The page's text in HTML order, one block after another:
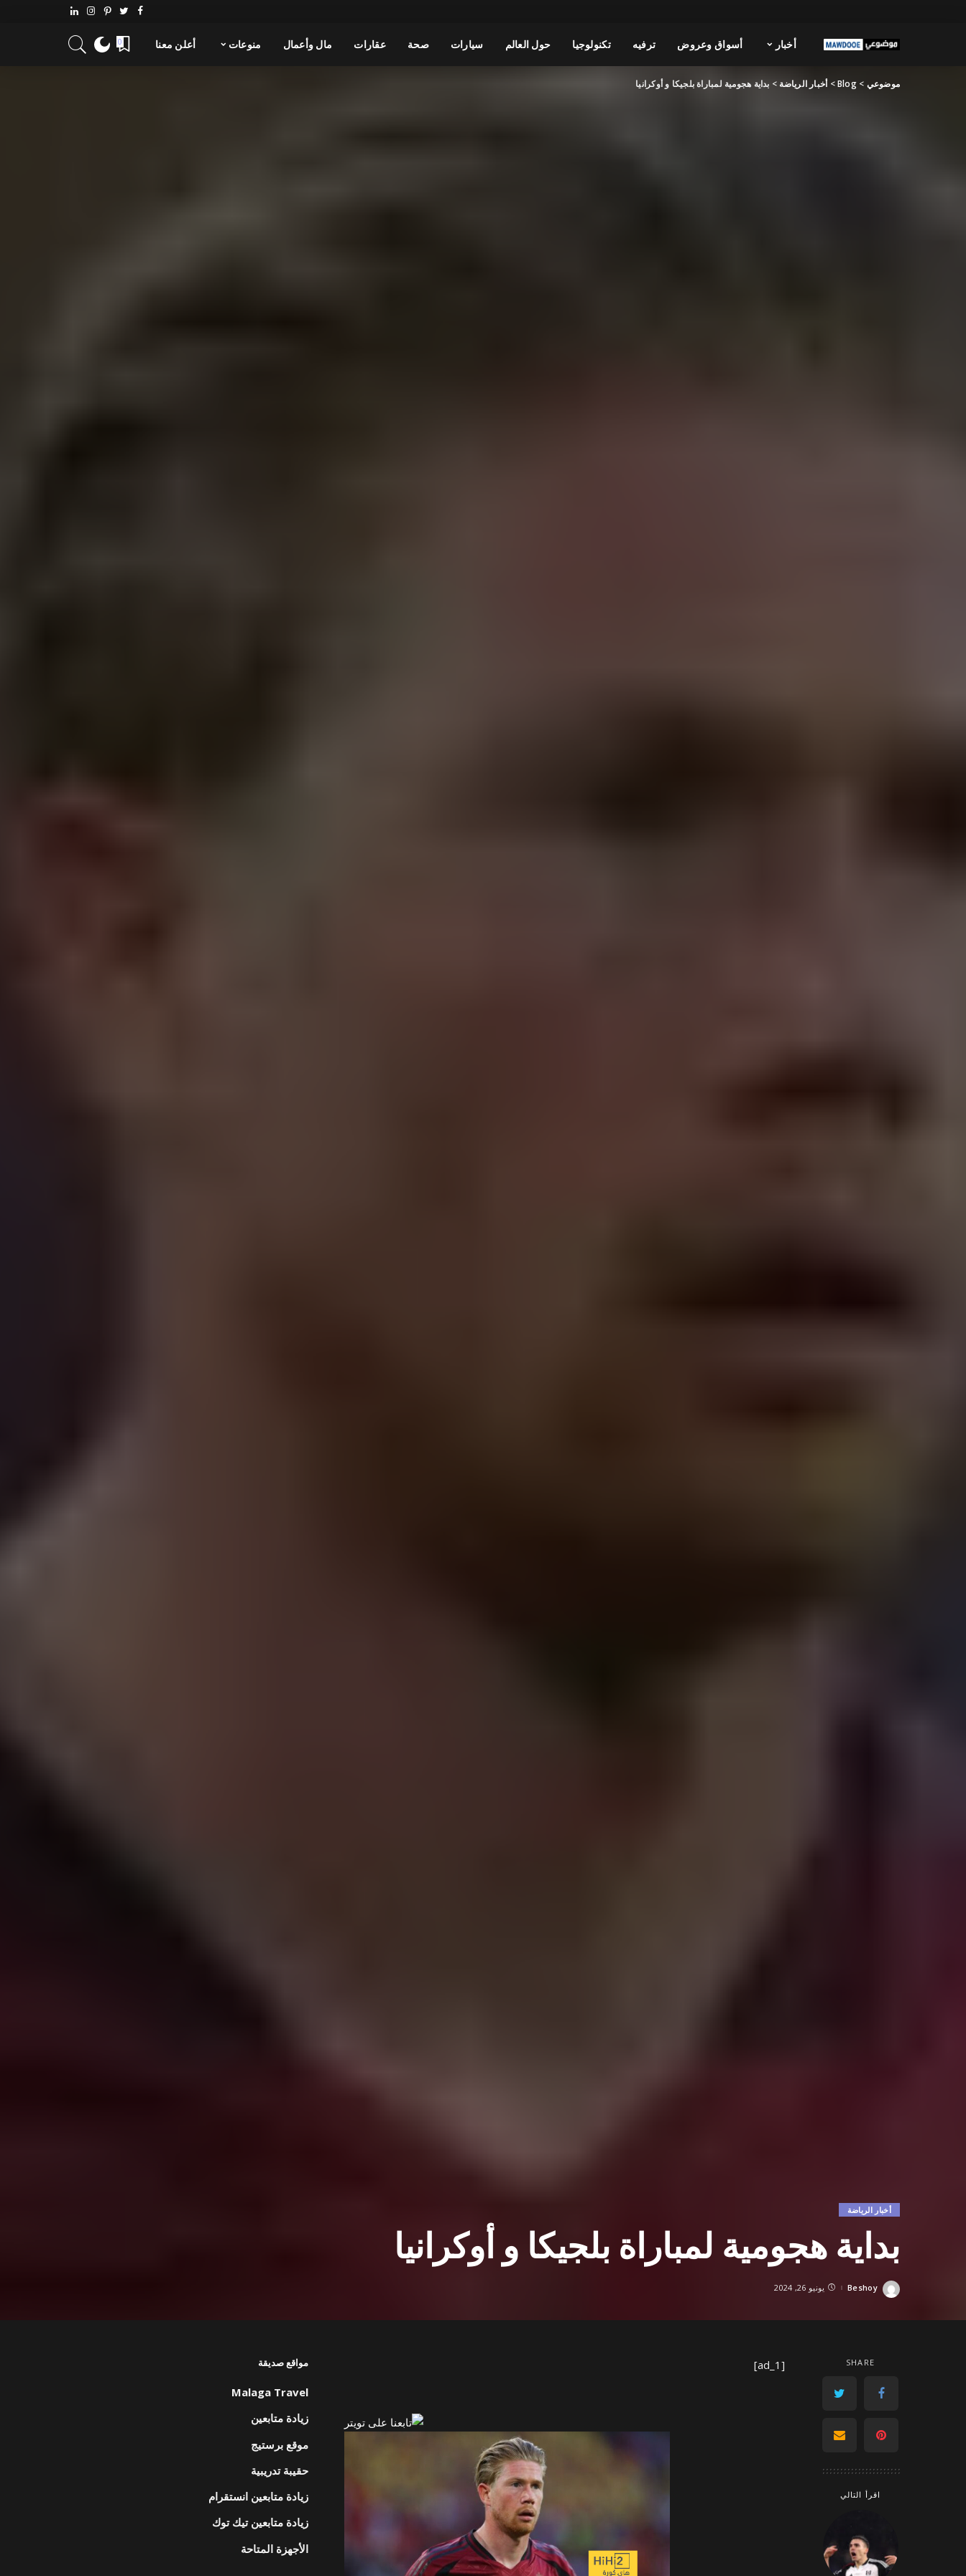
أخبار أسواق وعروض ترفيه تكنولوجيا حول العالم سيارات صحة عقارات مال وأعمال منوعات أعلن معنا 0
موضوعي >
Blog
> أخبار الرياضة > بداية هجومية لمباراة بلجيكا و أوكرانيا
أخبار الرياضة
بداية هجومية لمباراة بلجيكا و أوكرانيا
Posted
Beshoy يونيو 26, 2024
SHARE
اقرأ التالي
[ad_1] مواقع صديقة
Malaga Travel
زيادة متابعين
موقع برستيج
حقيبة تدريبية
زيادة متابعين انستقرام
زيادة متابعين تيك توك
الأجهزة المتاحة